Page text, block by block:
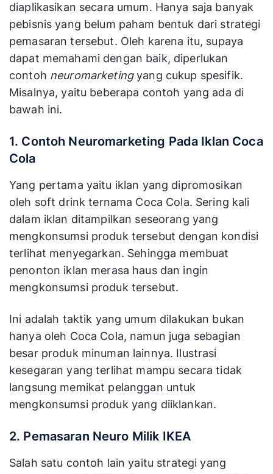
diaplikasikan secara umum. Hanya saja banyak
pebisnis yang belum paham bentuk dari strategi
pemasaran tersebut. Oleh karena itu, supaya
dapat memahami dengan baik, diperlukan
contoh neuromarketingyang cukup spesifik.
Misalnya, yaitu beberapa contoh yang ada di
bawah ini.
1. Contoh Neuromarketing Pada Iklan Coca
Cola
Yang pertama yaitu iklan yang dipromosikan
oleh soft drink ternama Coca Cola. Sering kali
dalam iklan ditampilkan seseorang yang
mengkonsumsi produk tersebut dengan kondisi
terlihat menyegarkan. Sehingga membuat
penonton iklan merasa haus dan ingin
mengkonsumsi produk tersebut.
Ini adalah taktik yang umum dilakukan bukan
hanya oleh Coca Cola, namun juga sebagian
besar produk minuman lainnya. Ilustrasi
kesegaran yang terlihat mampu secara tidak
langsung memikat pelanggan untuk
mengkonsumsi produk yang diiklankan.
2. Pemasaran Neuro Milik IKEA
Salah satu contoh lain yaitu strategi yang